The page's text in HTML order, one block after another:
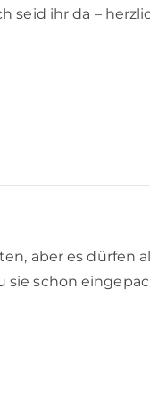
seid ihr da –
aber es dürfen
sie schon